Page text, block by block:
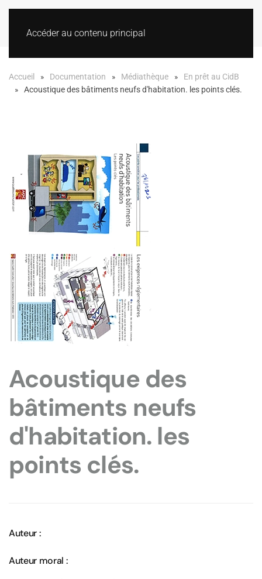
Accéder au contenu principal
Accueil Documentation Médiathèque
En prêt au CidB
Acoustique des bâtiments neufs d'habitation. les points clés.
Acoustique des
bâtiments neufs
d'habitation. les
points clés.
Auteur :
Auteur moral :